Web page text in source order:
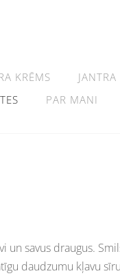
KRĒMS JANTRA
PAR MANI
un savus draugus.
daudzumu kļavu